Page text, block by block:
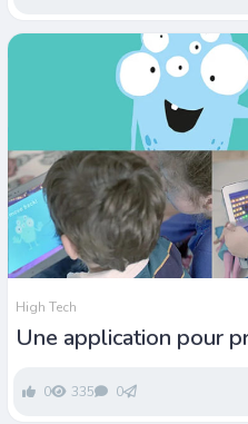
High Tech
Une application pour
0 335 0